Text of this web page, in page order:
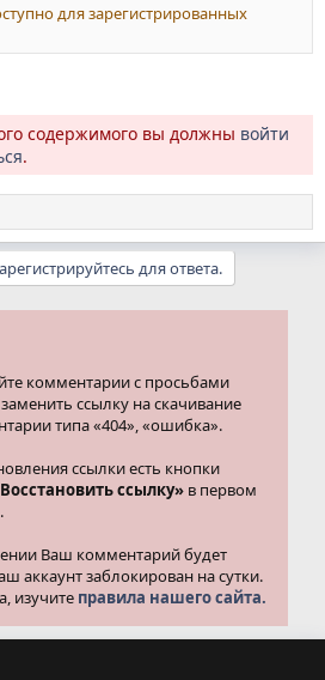
для зарегистрированных
содержимого вы должны войти
.
для ответа.
комментарии с просьбами
ссылку на скачивание
типа «404», «ошибка».
ссылки есть кнопки
ссылку» в первом
Ваш комментарий будет
аккаунт заблокирован на сутки.
изучите правила нашего сайта.